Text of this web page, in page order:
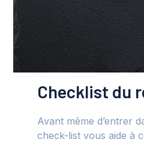
Checklist du
Avant même d’entrer
check-list vous aide à